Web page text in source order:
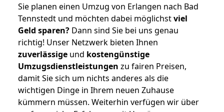
Sie planen einen Umzug von Erlangen nach Bad
Tennstedt und möchten dabei möglichstviel
Geld sparen? Dann sind Sie bei uns genau
richtig! Unser Netzwerk bieten Ihnen
zuverlässige und kostengünstige
Umzugsdienstleistungen zu fairen Preisen,
damit Sie sich um nichts anderes als die
wichtigen Dinge in Ihrem neuen Zuhause
kümmern müssen. Weiterhin verfügen wir über